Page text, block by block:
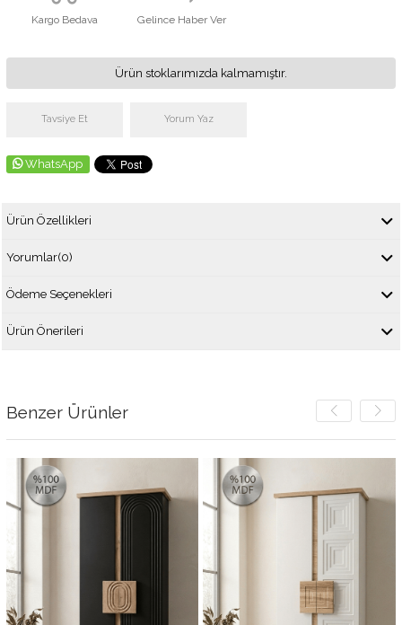
Kargo Bedava Gelince Haber Ver
Ürün stoklarımızda kalmamıştır.
Tavsiye Et Yorum Yaz
WhatsApp
Ürün Özellikleri
Yorumlar(0)
Ödeme Seçenekleri
Ürün Önerileri
Benzer Ürünler